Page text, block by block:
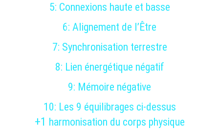
5: Connexions haute et basse
6: Alignement de l’Être
9: Mémoire négative
8: Lien énergétique négatif
7: Synchronisation terrestre
10: Les 9 équilibrages ci-dessus
+1 harmonisation du corps physique